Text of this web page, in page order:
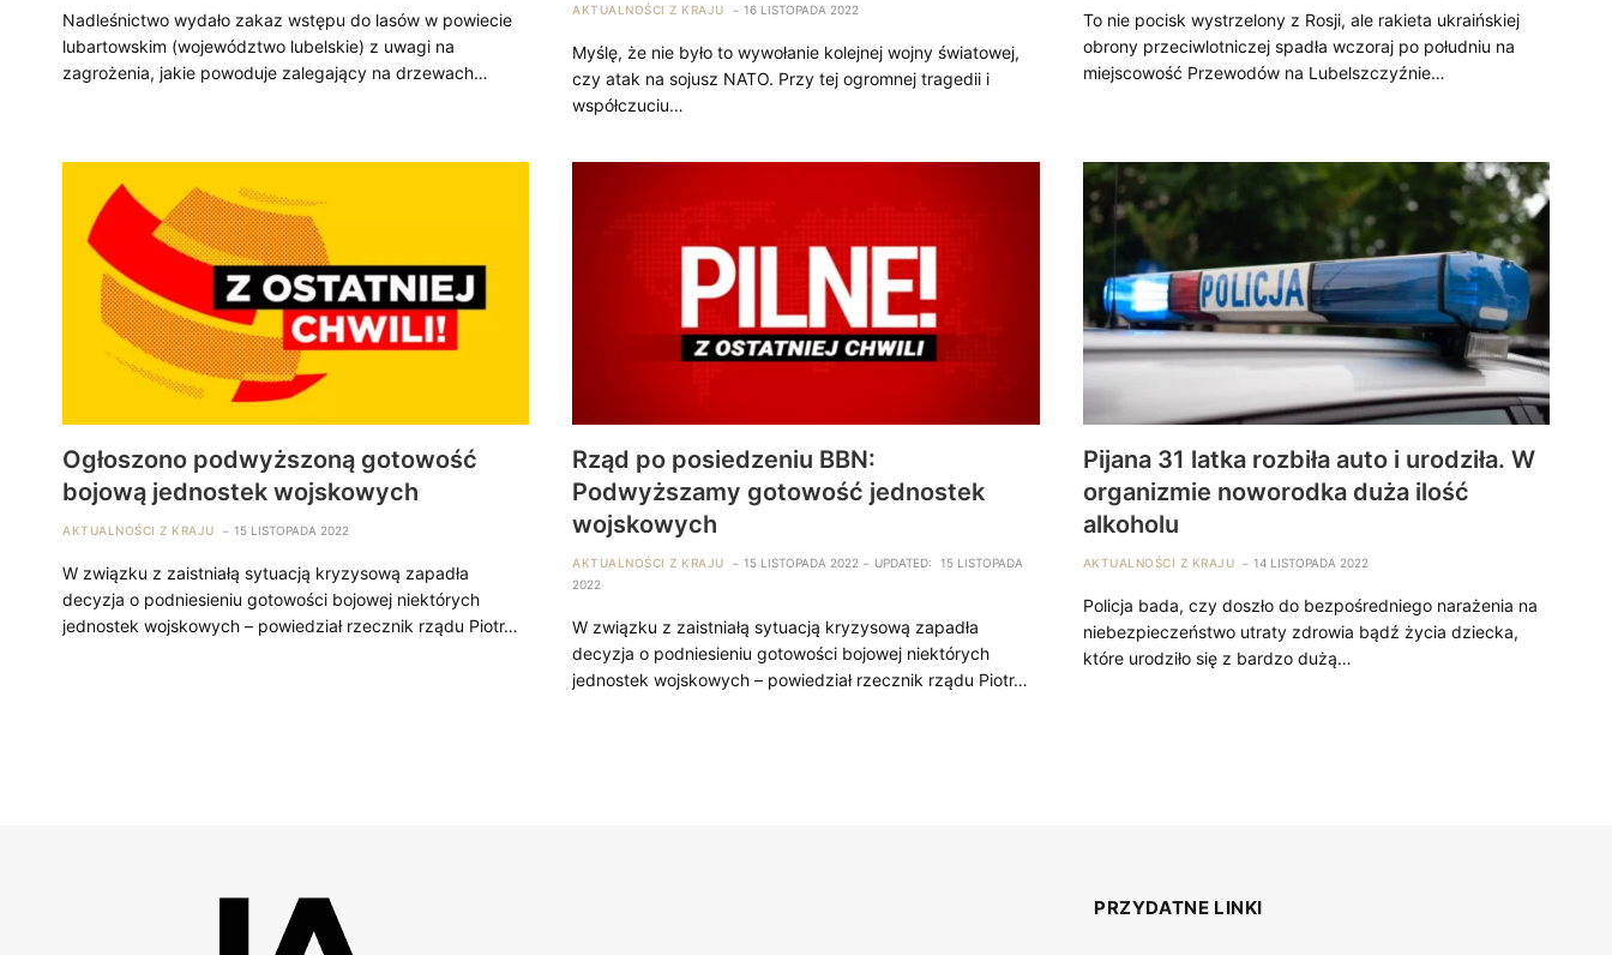
Nadleśnictwo wydało zakaz wstępu do lasów w powiecie
lubartowskim (województwo lubelskie) z uwagi na
zagrożenia, jakie powoduje zalegający na drzewach…
AKTUALNOŚCI Z KRAJU 16 LISTOPADA 2022
Myślę, że nie było to wywołanie kolejnej wojny światowej,
czy atak na sojusz NATO. Przy tej ogromnej tragedii i
współczuciu…
To nie pocisk wystrzelony z Rosji, ale rakieta ukraińskiej
obrony przeciwlotniczej spadła wczoraj po południu na
miejscowość Przewodów na Lubelszczyźnie…
Ogłoszono podwyższoną gotowość
bojową jednostek wojskowych
AKTUALNOŚCI Z KRAJU 15 LISTOPADA 2022
W związku z zaistniałą sytuacją kryzysową zapadła
decyzja o podniesieniu gotowości bojowej niektórych
jednostek wojskowych – powiedział rzecznik rządu Piotr…
Rząd po posiedzeniu BBN:
Podwyższamy gotowość jednostek
wojskowych
AKTUALNOŚCI Z KRAJU 15 LISTOPADA 2022 UPDATED:
15 LISTOPADA
2022
W związku z zaistniałą sytuacją kryzysową zapadła
decyzja o podniesieniu gotowości bojowej niektórych
jednostek wojskowych – powiedział rzecznik rządu Piotr…
Pijana 31 latka rozbiła auto i urodziła. W
organizmie noworodka duża ilość
alkoholu
AKTUALNOŚCI Z KRAJU 14 LISTOPADA 2022
Policja bada, czy doszło do bezpośredniego narażenia na
niebezpieczeństwo utraty zdrowia bądź życia dziecka,
które urodziło się z bardzo dużą…
PRZYDATNE LINKI